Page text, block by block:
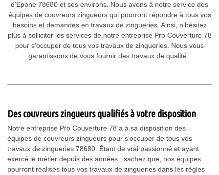
d’Epone 78680 et ses environs. Nous avons à notre service des
équipes de couvreurs zingueurs qui pourront répondre à tous vos
besoins et demandes en travaux de zingueries. Ainsi, n’hésitez
plus à solliciter les services de notre entreprise Pro Couverture 78
pour s’occuper de tous vos travaux de zingueries. Nous vous
garantissons de vous fournir des travaux de qualité.
Des couvreurs zingueurs qualifiés à votre disposition
Notre entreprise Pro Couverture 78 a à sa disposition des
équipes de couvreurs zingueurs pour s’occuper de tous vos
travaux de zingueries 78680. Étant de vrai passionné et ayant
exercé le métier depuis des années ; sachez que, nos équipes
pourront réalisés tous vos travaux de zingueries dans les règles